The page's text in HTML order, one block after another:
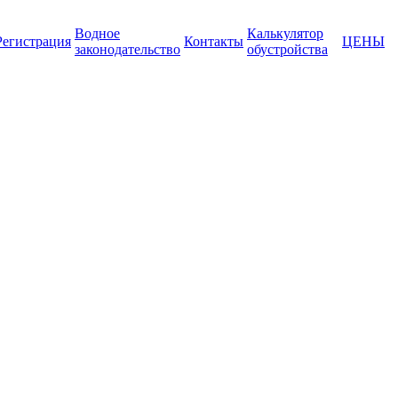
Водное
законодательство
Контакты
Калькулятор
обустройства
ЦЕНЫ